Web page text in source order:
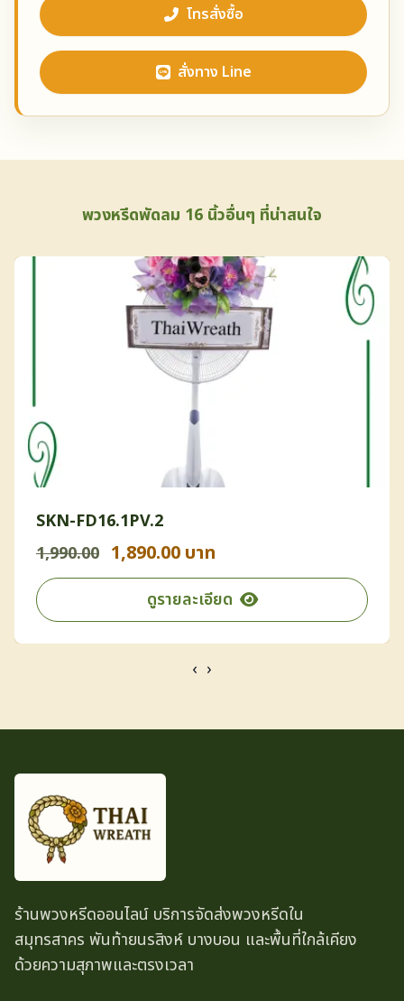
โทรสั่งซื้อ
สั่งทาง Line
พวงหรีดพัดลม 16 นิ้วอื่นๆ ที่น่าสนใจ
SKN-FD16.1PV.2
1,990.00 1,890.00 บาท
ดูรายละเอียด
‹ ›
ร้านพวงหรีดออนไลน์ บริการจัดส่งพวงหรีดใน
สมุทรสาคร พันท้ายนรสิงห์ บางบอน และพื้นที่ใกล้เคียง
ด้วยความสุภาพและตรงเวลา